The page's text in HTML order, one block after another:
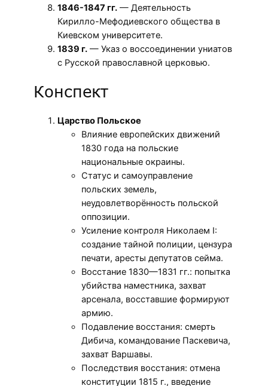
1846-1847 гг. — Деятельность
Кирилло-Мефодиевского общества в
Киевском университете.
1839 г. — Указ о воссоединении униатов
с Русской православной церковью.
Конспект
Царство Польское
Влияние европейских движений
1830 года на польские
национальные окраины.
Статус и самоуправление
польских земель,
неудовлетворённость польской
оппозиции.
Усиление контроля Николаем I:
создание тайной полиции, цензура
печати, аресты депутатов сейма.
Восстание 1830—1831 гг.: попытка
убийства наместника, захват
арсенала, восставшие формируют
армию.
Подавление восстания: смерть
Дибича, командование Паскевича,
захват Варшавы.
Последствия восстания: отмена
конституции 1815 г., введение